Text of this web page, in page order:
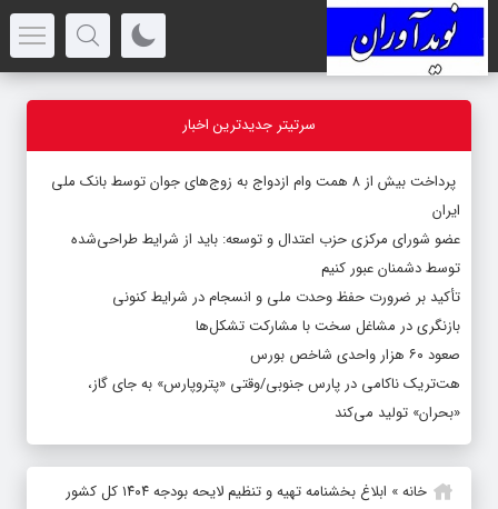
سرتیتر جدیدترین اخبار
پرداخت بیش از ۸ همت وام ازدواج به زوج‌های جوان توسط بانک ملی
ایران
عضو شورای مرکزی حزب اعتدال و توسعه: باید از شرایط طراحی‌شده
توسط دشمنان عبور کنیم
تأکید بر ضرورت حفظ وحدت ملی و انسجام در شرایط کنونی
بازنگری در مشاغل سخت با مشارکت تشکل‌ها
صعود ۶۰ هزار واحدی شاخص بورس
هت‌تریک ناکامی در پارس جنوبی/وقتی «پتروپارس» به جای گاز،
«بحران» تولید می‌کند
خانه» ابلاغ بخشنامه تهیه و تنظیم لایحه بودجه ۱۴۰۴ کل کشور